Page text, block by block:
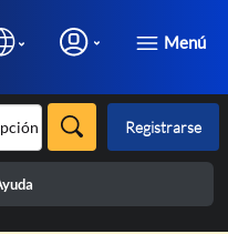
Menú
Registrarse